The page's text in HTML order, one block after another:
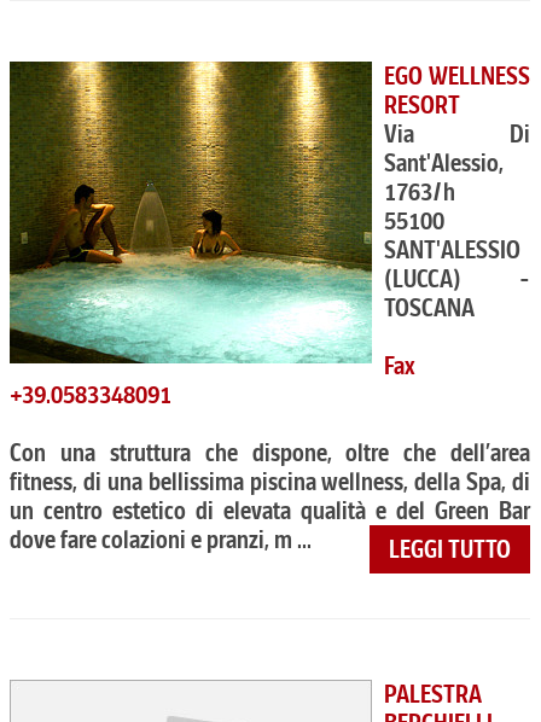
EGO WELLNESS
RESORT
Via Di
Sant'Alessio,
1763/h
55100
SANT'ALESSIO
(LUCCA) -
TOSCANA
Fax
+39.0583348091
Con una struttura che dispone, oltre che dell’area
fitness, di una bellissima piscina wellness, della Spa, di
un centro estetico di elevata qualità e del Green Bar
dove fare colazioni e pranzi, m ...
LEGGI TUTTO
PALESTRA